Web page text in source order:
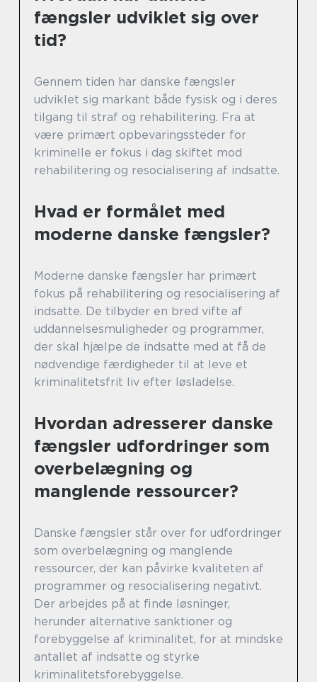
fængsler udviklet sig over
tid?
Gennem tiden har danske fængsler
udviklet sig markant både fysisk og i deres
tilgang til straf og rehabilitering. Fra at
være primært opbevaringssteder for
kriminelle er fokus i dag skiftet mod
rehabilitering og resocialisering af indsatte.
Hvad er formålet med
moderne danske fængsler?
Moderne danske fængsler har primært
fokus på rehabilitering og resocialisering af
indsatte. De tilbyder en bred vifte af
uddannelsesmuligheder og programmer,
der skal hjælpe de indsatte med at få de
nødvendige færdigheder til at leve et
kriminalitetsfrit liv efter løsladelse.
Hvordan adresserer danske
fængsler udfordringer som
overbelægning og
manglende ressourcer?
Danske fængsler står over for udfordringer
som overbelægning og manglende
ressourcer, der kan påvirke kvaliteten af
programmer og resocialisering negativt.
Der arbejdes på at finde løsninger,
herunder alternative sanktioner og
forebyggelse af kriminalitet, for at mindske
antallet af indsatte og styrke
kriminalitetsforebyggelse.